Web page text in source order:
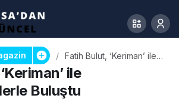
Fatih Bulut, ‘Keriman’ ile
Müzikseverlerle Buluştu
ile
Buluştu